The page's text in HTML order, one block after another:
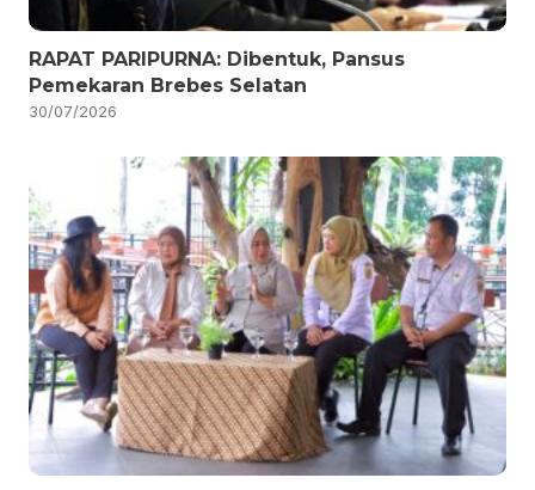
RAPAT PARIPURNA: Dibentuk, Pansus
Pemekaran Brebes Selatan
30/07/2026